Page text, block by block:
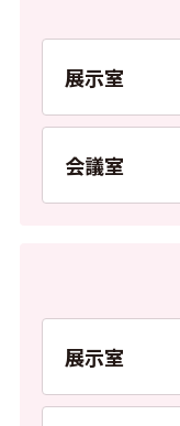
展示室
PDFを開く
会議室
PDFを開く
展示室
PDFを開く